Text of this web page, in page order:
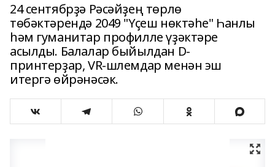
24 сентябрҙә Рәсәйҙең төрлө
төбәктәрендә 2049 "Үҫеш нөктәһе" Һанлы
һәм гуманитар профилле үҙәктәре
асылды. Балалар быйылдан D-
принтерҙар, VR-шлемдар менән эш
итергә өйрәнәсәк.